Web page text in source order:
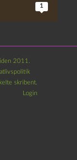
1
2011.
skribent.
Login